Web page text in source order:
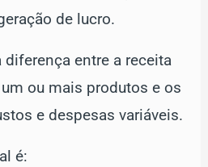
de lucro.
diferença entre a receita
ou mais produtos e os
e despesas variáveis.
é: